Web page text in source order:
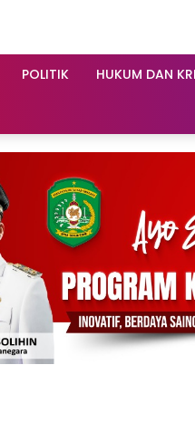
POLITIK HUKUM DAN